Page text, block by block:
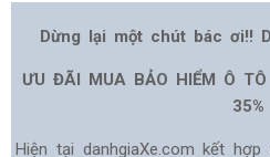
Dừng lại một chút bác ơi!!
ƯU ĐÃI MUA BẢO HIỂM Ô
35%
Hiện tại danhgiaXe.com kết